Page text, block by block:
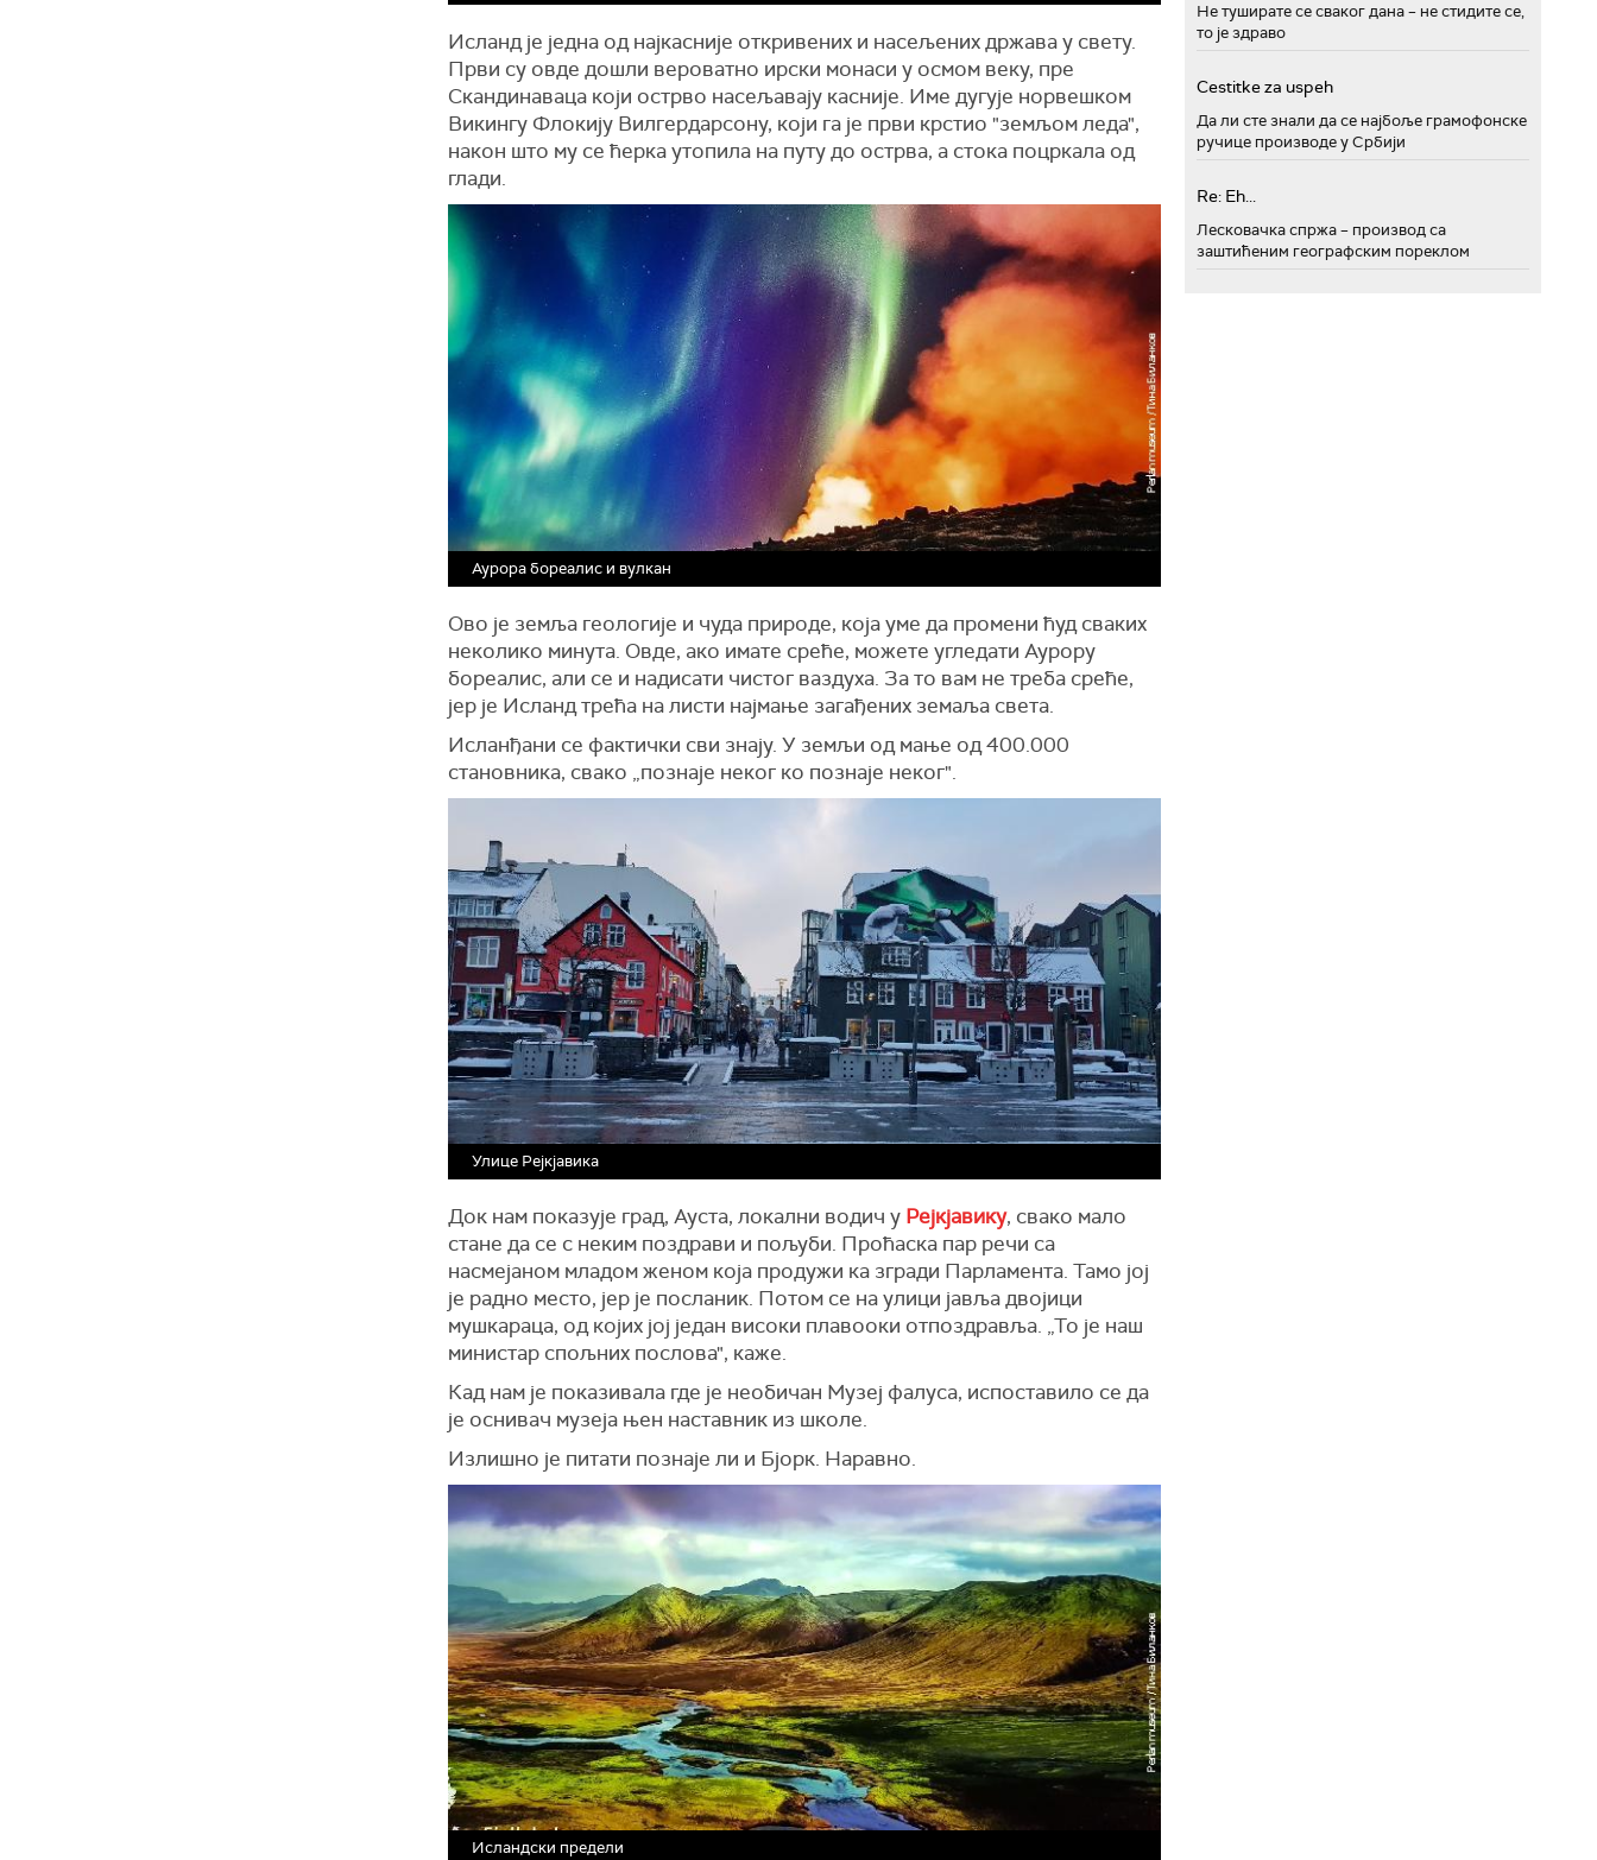
Исланд је једна од најкасније откривених и насељених држава у свету.
Први су овде дошли вероватно ирски монаси у осмом веку, пре
Скандинаваца који острво насељавају касније. Име дугује норвешком
Викингу Флокију Вилгердарсону, који га је први крстио "земљом леда",
након што му се ћерка утопила на путу до острва, а стока поцркала од
глади.
Аурора бореалис и вулкан
Ово је земља геологије и чуда природе, која уме да промени ћуд сваких
неколико минута. Овде, ако имате среће, можете угледати Аурору
бореалис, али се и надисати чистог ваздуха. За то вам не треба среће,
јер је Исланд трећа на листи најмање загађених земаља света.
Исланђани се фактички сви знају. У земљи од мање од 400.000
становника, свако „познаје неког ко познаје неког".
Улице Рејкјавика
Док нам показује град, Ауста, локални водич у Рејкјавику, свако мало
стане да се с неким поздрави и пољуби. Проћаска пар речи са
насмејаном младом женом која продужи ка згради Парламента. Тамо јој
је радно место, јер је посланик. Потом се на улици јавља двојици
мушкараца, од којих јој један високи плавооки отпоздравља. „То је наш
министар спољних послова", каже.
Кад нам је показивала где је необичан Музеј фалуса, испоставило се да
је оснивач музеја њен наставник из школе.
Излишно је питати познаје ли и Бјорк. Наравно.
Исландски предели
Не туширате се сваког дана – не стидите се,
то је здраво
Cestitke za uspeh
Да ли сте знали да се најбоље грамофонске
ручице производе у Србији
Re: Eh...
Лесковачка спржа – производ са
заштићеним географским пореклом